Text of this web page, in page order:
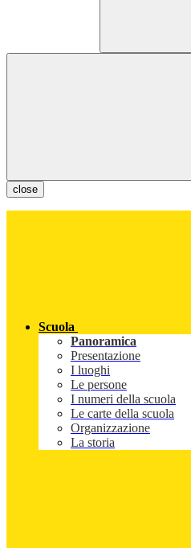
close
Scuola
Panoramica
Presentazione
I luoghi
Le persone
I numeri della scuola
Le carte della scuola
Organizzazione
La storia